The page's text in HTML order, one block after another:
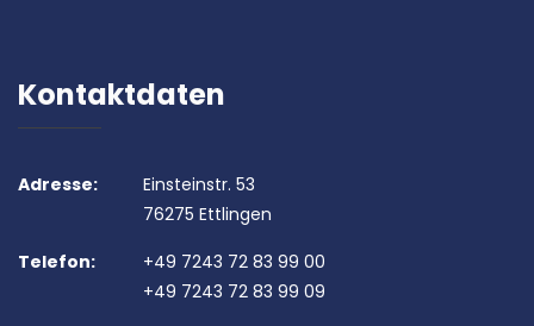
Kontaktdaten
Adresse:
Einsteinstr. 53
76275 Ettlingen
Telefon:
+49 7243 72 83 99 00
+49 7243 72 83 99 09